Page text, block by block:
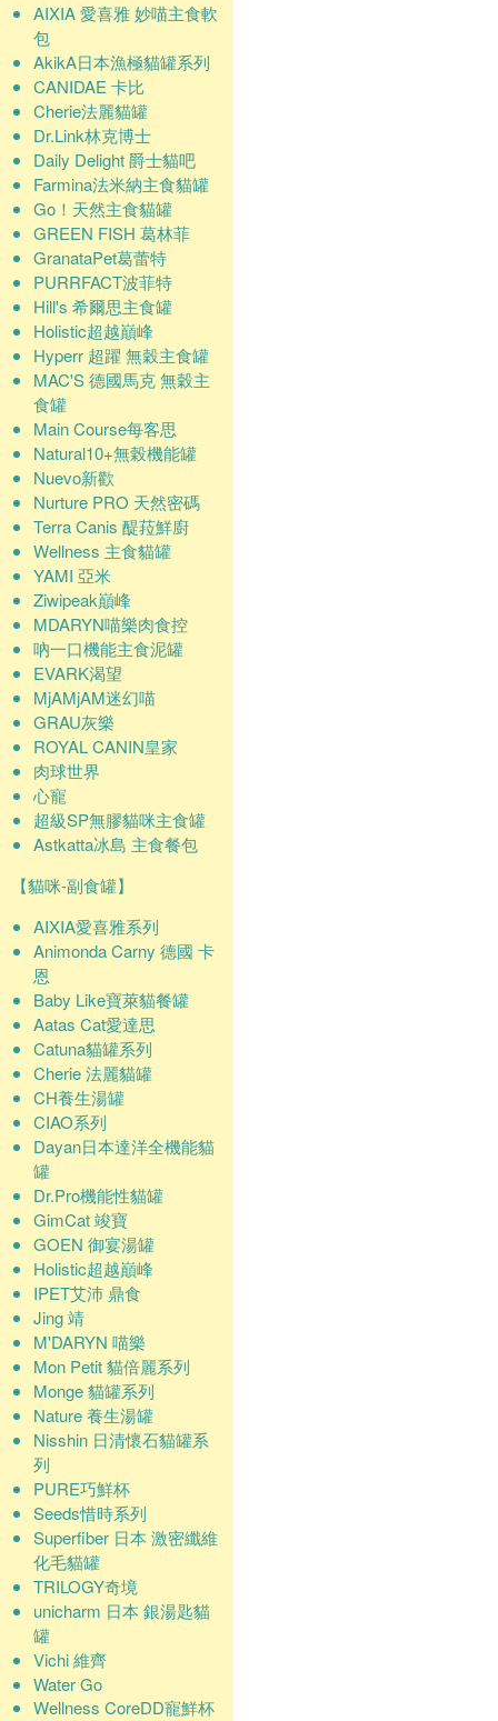
AIXIA 愛喜雅 妙喵主食軟
包
AkikA日本漁極貓罐系列
CANIDAE 卡比
Cherie法麗貓罐
Dr.Link林克博士
Daily Delight 爵士貓吧
Farmina法米納主食貓罐
Go！天然主食貓罐
GREEN FISH 葛林菲
GranataPet葛蕾特
PURRFACT波菲特
Hill's 希爾思主食罐
Holistic超越巔峰
Hyperr 超躍 無穀主食罐
MAC'S 德國馬克 無穀主
食罐
Main Course每客思
Natural10+無榖機能罐
Nuevo新歡
Nurture PRO 天然密碼
Terra Canis 醍菈鮮廚
Wellness 主食貓罐
YAMI 亞米
Ziwipeak巔峰
MDARYN喵樂肉食控
吶一口機能主食泥罐
EVARK渴望
MjAMjAM迷幻喵
GRAU灰樂
ROYAL CANIN皇家
肉球世界
心寵
超級SP無膠貓咪主食罐
Astkatta冰島 主食餐包
【貓咪-副食罐】
AIXIA愛喜雅系列
Animonda Carny 德國 卡
恩
Baby Like寶萊貓餐罐
Aatas Cat愛達思
Catuna貓罐系列
Cherie 法麗貓罐
CH養生湯罐
CIAO系列
Dayan日本達洋全機能貓
罐
Dr.Pro機能性貓罐
GimCat 竣寶
GOEN 御宴湯罐
Holistic超越巔峰
IPET艾沛 鼎食
Jing 靖
M'DARYN 喵樂
Mon Petit 貓倍麗系列
Monge 貓罐系列
Nature 養生湯罐
Nisshin 日清懷石貓罐系
列
PURE巧鮮杯
Seeds惜時系列
Superfiber 日本 激密纖維
化毛貓罐
TRILOGY奇境
unicharm 日本 銀湯匙貓
罐
Vichi 維齊
Water Go
Wellness CoreDD寵鮮杯